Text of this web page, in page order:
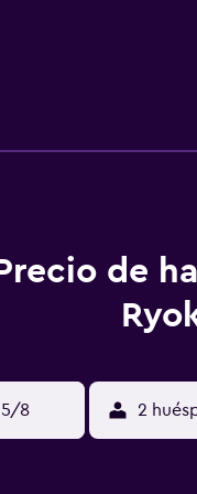
de
8 2